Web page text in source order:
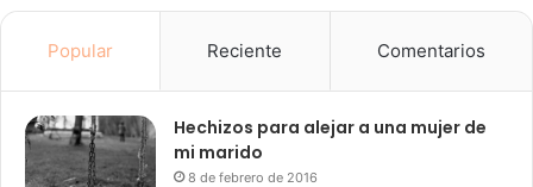
Popular Reciente Comentarios
Hechizos para alejar a una mujer de
mi marido
8 de febrero de 2016